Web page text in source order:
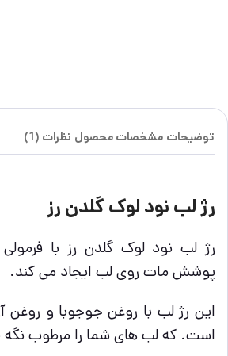
توضیحات مشخصات محصول نظرات (1)
رژ لب نود لوک گلدن رز
رژ لب نود لوک گلدن رز با
پوشش مات روی لب ایجاد می کند.
این رژ لب با روغن جوجوبا و روغن
است. که لب های شما را مرطوب نگه